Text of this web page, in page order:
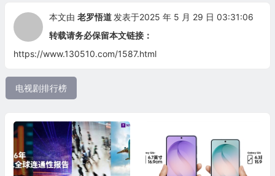
本文由 老罗悟道 发表于2025 年 5 月 29 日 03:31:06
转载请务必保留本文链接：
https://www.130510.com/1587.html
电视剧排行榜